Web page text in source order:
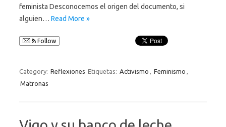
feminista Desconocemos el origen del documento, si
alguien… Read More »
Follow
Category: Reflexiones Etiquetas: Activismo Feminismo
Matronas